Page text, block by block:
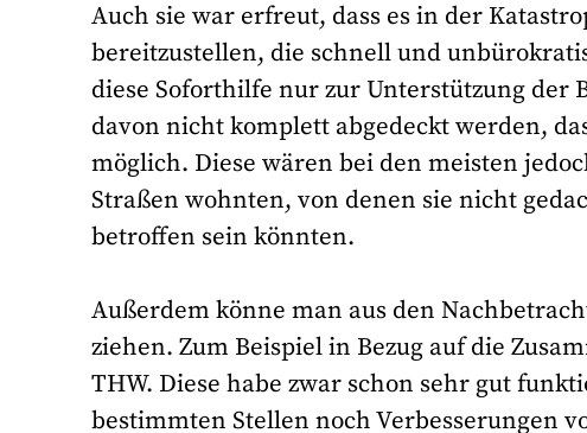
Auch sie war erfreut, dass es in der
bereitzustellen, die schnell und
diese Soforthilfe nur zur Unterstützung der
davon nicht komplett abgedeckt werden,
möglich. Diese wären bei den meisten
Straßen wohnten, von denen sie nicht
betroffen sein könnten.
Außerdem könne man aus den
ziehen. Zum Beispiel in Bezug auf die
THW. Diese habe zwar schon sehr gut
bestimmten Stellen noch Verbesserungen